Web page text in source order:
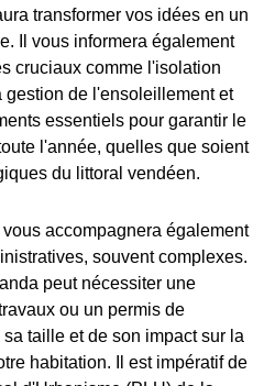
transformer vos idées en un
Il vous informera également
cruciaux comme l'isolation
gestion de l'ensoleillement et
essentiels pour garantir le
l'année, quelles que soient
du littoral vendéen.
accompagnera également
souvent complexes.
peut nécessiter une
ou un permis de
taille et de son impact sur la
habitation. Il est impératif de